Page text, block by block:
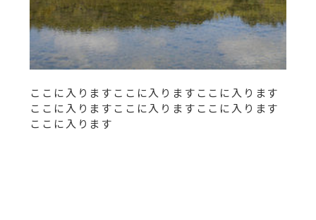
ここに入りますここに入りますここに入ります
ここに入りますここに入りますここに入ります
ここに入ります